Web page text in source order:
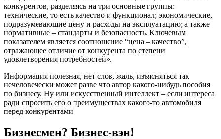
конкурентов, разделяясь на три основные группы:
технические, то есть качество и функционал; экономические,
подразумевающие цену и расходы на эксплуатацию; а также
нормативные – стандарты и безопасность. Ключевым
показателем является соотношение “цена – качество”,
отражающее отличие от конкурента по степени
удовлетворения потребностей».
Информация полезная, нет слов, жаль, изъясняться так
нечеловечески может разве что автор какого-нибудь пособия
по бизнесу. Ну или искусственный интеллект – если интереса
ради спросить его о преимуществах какого-то автомобиля
перед конкурентами.
Бизнесмен? Бизнес-вэн!